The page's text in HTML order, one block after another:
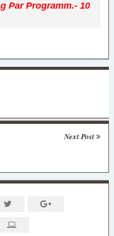
Par Programm.- 10
Next Post